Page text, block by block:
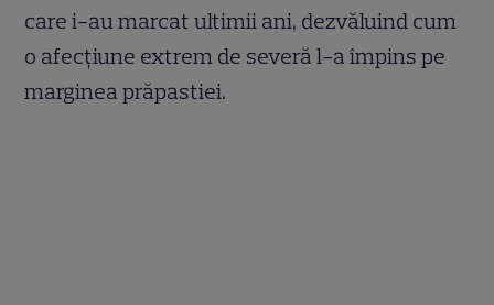
care i-au marcat ultimii ani, dezvăluind cum
o afecțiune extrem de severă l-a împins pe
marginea prăpastiei.